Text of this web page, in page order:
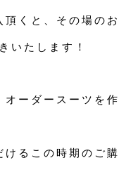
くと、その場のお
いたします！
オーダースーツを作
けるこの時期のご購